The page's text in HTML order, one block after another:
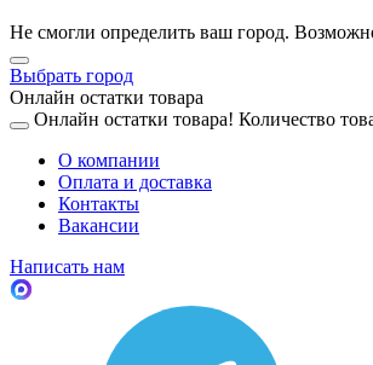
Не смогли определить ваш город.
Выбрать город
Онлайн остатки товара
Онлайн остатки товара! Количество
О компании
Оплата и доставка
Контакты
Вакансии
Написать нам